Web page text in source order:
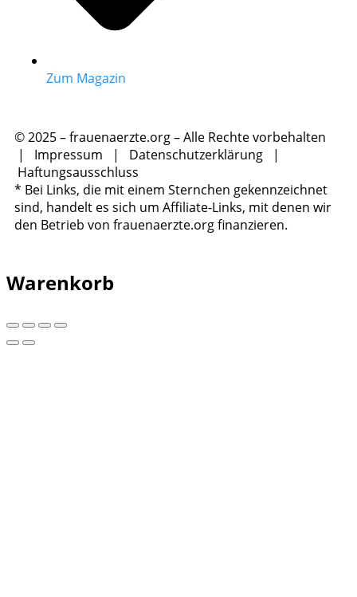
Zum Magazin
© 2025 – frauenaerzte.org – Alle Rechte vorbehalten
| Impressum | Datenschutzerklärung |
Haftungsausschluss
* Bei Links, die mit einem Sternchen gekennzeichnet
sind, handelt es sich um Affiliate-Links, mit denen wir
den Betrieb von frauenaerzte.org finanzieren.
Warenkorb